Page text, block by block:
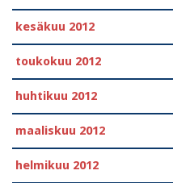
kesäkuu 2012
toukokuu 2012
huhtikuu 2012
maaliskuu 2012
helmikuu 2012